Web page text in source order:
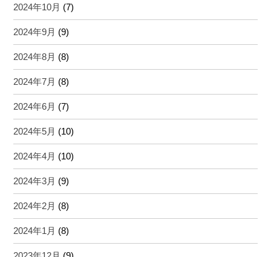
2024年10月 (7)
2024年9月 (9)
2024年8月 (8)
2024年7月 (8)
2024年6月 (7)
2024年5月 (10)
2024年4月 (10)
2024年3月 (9)
2024年2月 (8)
2024年1月 (8)